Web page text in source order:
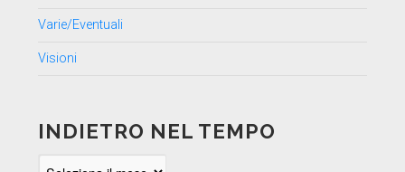
Varie/Eventuali
Visioni
INDIETRO NEL TEMPO